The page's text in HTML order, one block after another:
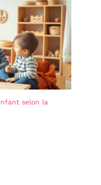
selon la